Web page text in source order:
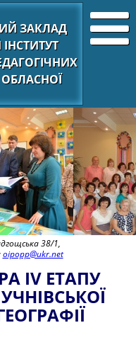
ЗАКЛАД
ОБЛАСНОЇ
38/1,
oipopp@ukr.net
ІV ЕТАПУ